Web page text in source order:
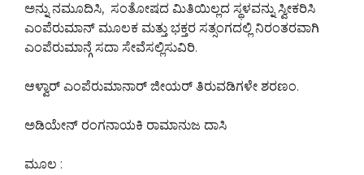
ಅನ್ನು ನಮೂದಿಸಿ, ಸಂತೋಷದ ಮಿತಿಯಿಲ್ಲದ ಸ್ಥಳವನ್ನು ಸ್ವೀಕರಿಸಿ
ಎಂಪೆರುಮಾನ್ ಮೂಲಕ ಮತ್ತು ಭಕ್ತರ ಸತ್ಸಂಗದಲ್ಲಿ ನಿರಂತರವಾಗಿ
ಎಂಪೆರುಮಾನ್ಗೆ ಸದಾ ಸೇವೆಸಲ್ಲಿಸುವಿರಿ.
ಆಳ್ವಾರ್ ಎಂಪೆರುಮಾನಾರ್ ಜೀಯರ್ ತಿರುವಡಿಗಳೇ ಶರಣಂ.
ಅಡಿಯೇನ್ ರಂಗನಾಯಕಿ ರಾಮಾನುಜ ದಾಸಿ
ಮೂಲ :